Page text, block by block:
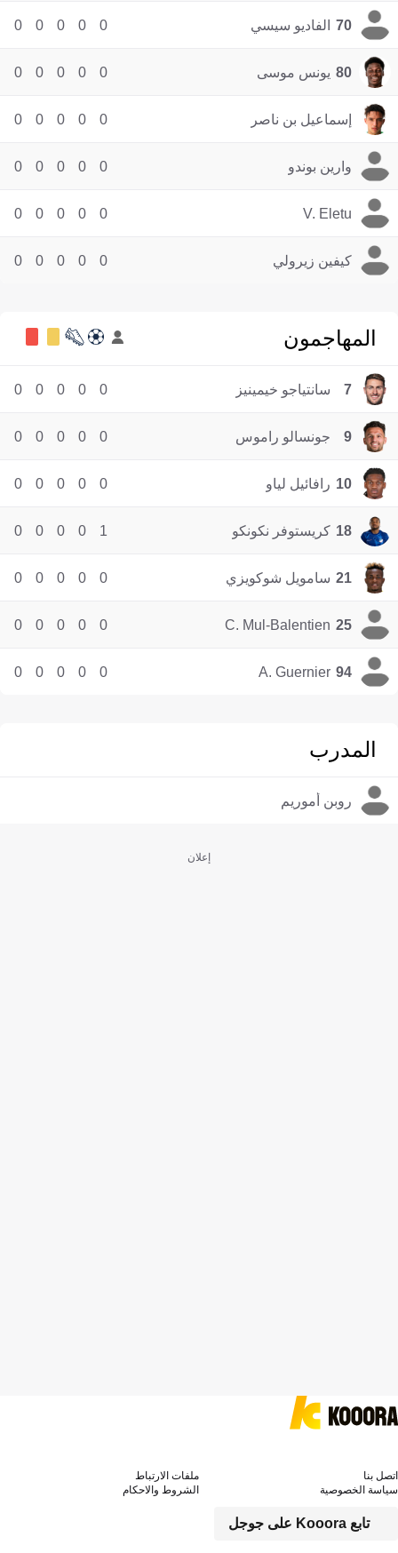
70 الفاديو سيسي 0
0
0
0
0
80 يونس موسى 0
0
0
0
0
إسماعيل بن ناصر 0
0
0
0
0
وارين بوندو 0
0
0
0
0
V. Eletu
0
0
0
0
0
كيفين زيرولي 0
0
0
0
0
المهاجمون
7 سانتياجو خيمينيز 0
0
0
0
0
9 جونسالو راموس 0
0
0
0
0
10 رافائيل لياو 0
0
0
0
0
18 كريستوفر نكونكو 1
0
0
0
0
21 سامويل شوكويزي 0
0
0
0
0
25
C. Mul-Balentien
0
0
0
0
0
94
A. Guernier
0
0
0
0
0
المدرب
روبن أموريم
إعلان
تابع Kooora على جوجل
اتصل بنا
ملفات الارتباط
سياسة الخصوصية
الشروط والاحكام